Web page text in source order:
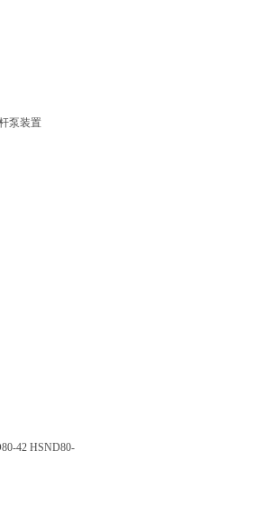
泵装置
42 HSND80-